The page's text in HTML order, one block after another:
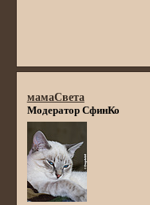
мамаСвета
Модератор СфинКо